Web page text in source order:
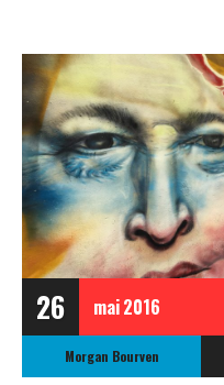
26 mai2016
Morgan Bourven